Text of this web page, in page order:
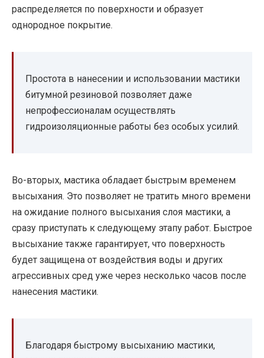
распределяется по поверхности и образует
однородное покрытие.
Простота в нанесении и использовании мастики
битумной резиновой позволяет даже
непрофессионалам осуществлять
гидроизоляционные работы без особых усилий.
Во-вторых, мастика обладает быстрым временем
высыхания. Это позволяет не тратить много времени
на ожидание полного высыхания слоя мастики, а
сразу приступать к следующему этапу работ. Быстрое
высыхание также гарантирует, что поверхность
будет защищена от воздействия воды и других
агрессивных сред уже через несколько часов после
нанесения мастики.
Благодаря быстрому высыханию мастики,